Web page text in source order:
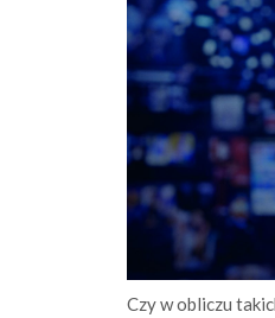
Czy w obliczu